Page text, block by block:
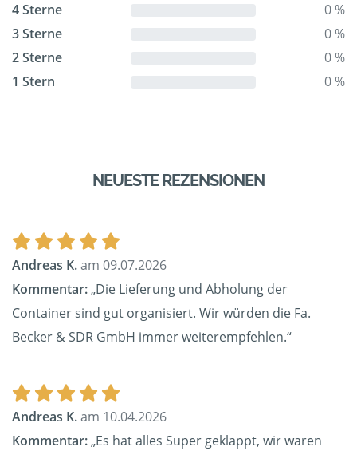
4 Sterne
0 %
3 Sterne
0 %
2 Sterne
0 %
1 Stern
0 %
NEUESTE REZENSIONEN
Andreas K.am 09.07.2026
Kommentar:„Die Lieferung und Abholung der
Container sind gut organisiert. Wir würden die Fa.
Becker & SDR GmbH immer weiterempfehlen.“
Andreas K.am 10.04.2026
Kommentar:„Es hat alles Super geklappt, wir waren